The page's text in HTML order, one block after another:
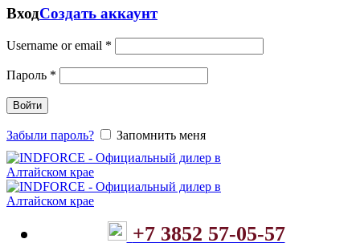
ВходСоздать аккаунт
Username or email *
Пароль *
Войти
Забыли пароль? Запомнить меня
+7 3852 57-05-57